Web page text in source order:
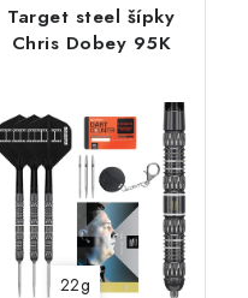
Target steel šípky
Chris Dobey 95K
22g